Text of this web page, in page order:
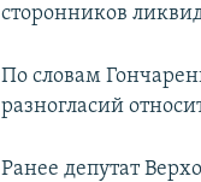
сторонников
По словам
разногласий
Ранее депутат